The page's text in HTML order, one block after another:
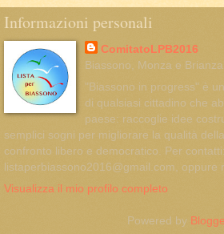
Informazioni personali
ComitatoLPB2016
Biassono, Monza e
"Biassono in progress" è
di qualsiasi cittadino che
paese: raccoglie idee
semplici sogni per migliorare la qualità
confronto libero e democratico. Per contatti:
listaperbiassono2016@gmail.com, oppure
Visualizza il mio profilo completo
Powered by